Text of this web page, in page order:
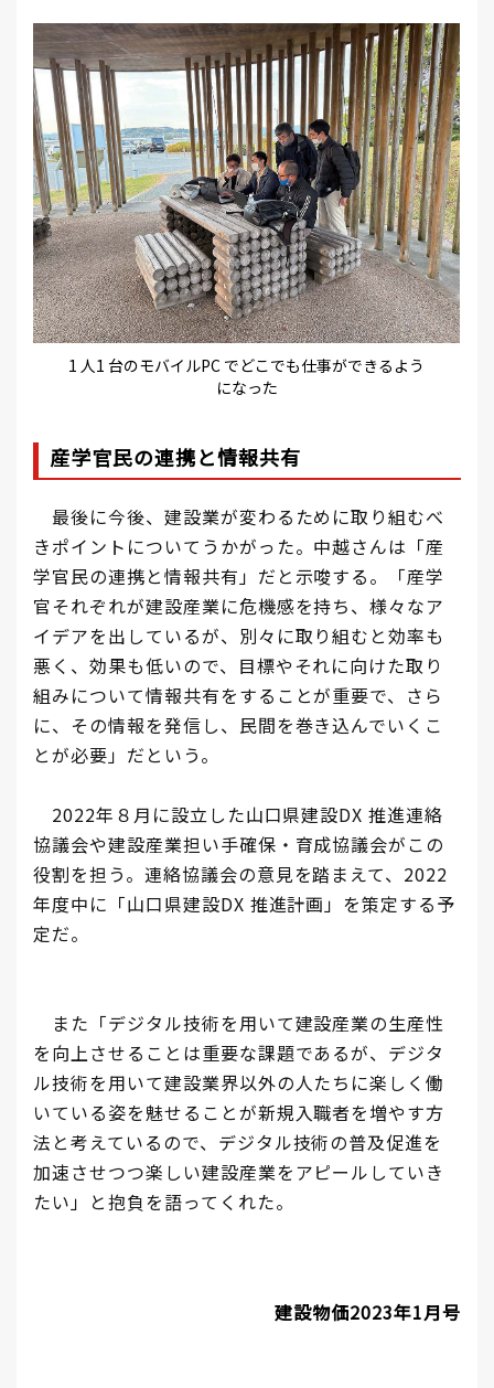
1 人1 台のモバイルPC でどこでも仕事ができるよう
になった
産学官民の連携と情報共有
最後に今後、建設業が変わるために取り組むべ
きポイントについてうかがった。中越さんは「産
学官民の連携と情報共有」だと示唆する。「産学
官それぞれが建設産業に危機感を持ち、様々なア
イデアを出しているが、別々に取り組むと効率も
悪く、効果も低いので、目標やそれに向けた取り
組みについて情報共有をすることが重要で、さら
に、その情報を発信し、民間を巻き込んでいくこ
とが必要」だという。
2022年８月に設立した山口県建設DX 推進連絡
協議会や建設産業担い手確保・育成協議会がこの
役割を担う。連絡協議会の意見を踏まえて、2022
年度中に「山口県建設DX 推進計画」を策定する予
定だ。
また「デジタル技術を用いて建設産業の生産性
を向上させることは重要な課題であるが、デジタ
ル技術を用いて建設業界以外の人たちに楽しく働
いている姿を魅せることが新規入職者を増やす方
法と考えているので、デジタル技術の普及促進を
加速させつつ楽しい建設産業をアピールしていき
たい」と抱負を語ってくれた。
建設物価2023年1月号